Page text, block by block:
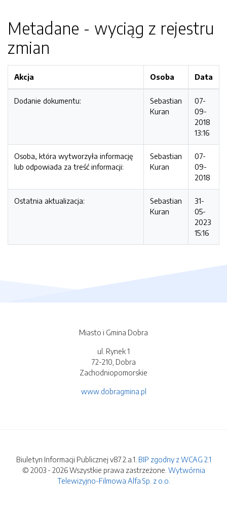
Metadane - wyciąg z rejestru
zmian
Akcja Osoba Data
Dodanie dokumentu:
Sebastian
Kuran
07-
09-
2018
13:16
Osoba, która wytworzyła informację
lub odpowiada za treść informacji:
Sebastian
Kuran
07-
09-
2018
Ostatnia aktualizacja:
Sebastian
Kuran
31-
05-
2023
15:16
Miasto i Gmina Dobra
ul. Rynek 1
72-210, Dobra
Zachodniopomorskie
www.dobragmina.pl
Biuletyn Informacji Publicznej v87.2.a.1. BIP zgodny z WCAG 2.1
© 2003 - 2026 Wszystkie prawa zastrzeżone. Wytwórnia
Telewizyjno-Filmowa Alfa Sp. z o.o.